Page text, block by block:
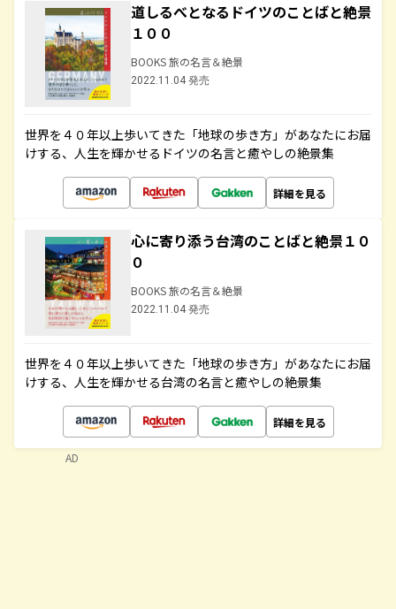
道しるべとなるドイツのことばと絶景
１００
BOOKS 旅の名言＆絶景
2022.11.04 発売
世界を４０年以上歩いてきた「地球の歩き方」があなたにお届
けする、人生を輝かせるドイツの名言と癒やしの絶景集
詳細を見る
心に寄り添う台湾のことばと絶景１０
０
BOOKS 旅の名言＆絶景
2022.11.04 発売
世界を４０年以上歩いてきた「地球の歩き方」があなたにお届
けする、人生を輝かせる台湾の名言と癒やしの絶景集
詳細を見る
AD